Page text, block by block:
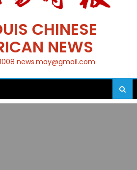
CHINESE
NEWS
news.may@gmail.com